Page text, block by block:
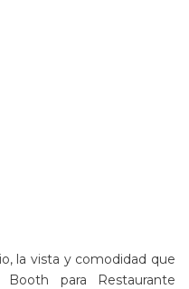
la vista y comodidad que
para Restaurante